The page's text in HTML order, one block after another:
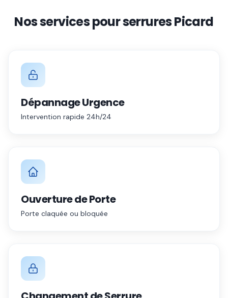
Nos services pour serruresPicard
Dépannage Urgence
Intervention rapide 24h/24
Ouverture de Porte
Porte claquée ou bloquée